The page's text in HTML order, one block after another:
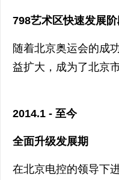
798艺术区快速发展
随着北京奥运会的成
益扩大，成为了北京
2014.1 - 至今
全面升级发展期
在北京电控的领导下